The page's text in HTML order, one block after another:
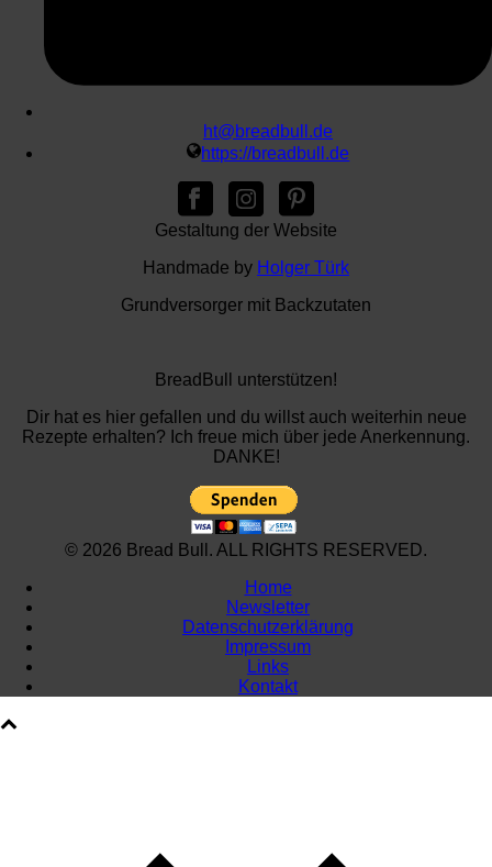
ht@breadbull.de
https://breadbull.de
Gestaltung der Website
Handmade by Holger Türk
Grundversorger mit Backzutaten
BreadBull unterstützen!
Dir hat es hier gefallen und du willst auch weiterhin neue
Rezepte erhalten? Ich freue mich über jede Anerkennung.
DANKE!
© 2026 Bread Bull. ALL RIGHTS RESERVED.
Home
Newsletter
Datenschutzerklärung
Impressum
Links
Kontakt